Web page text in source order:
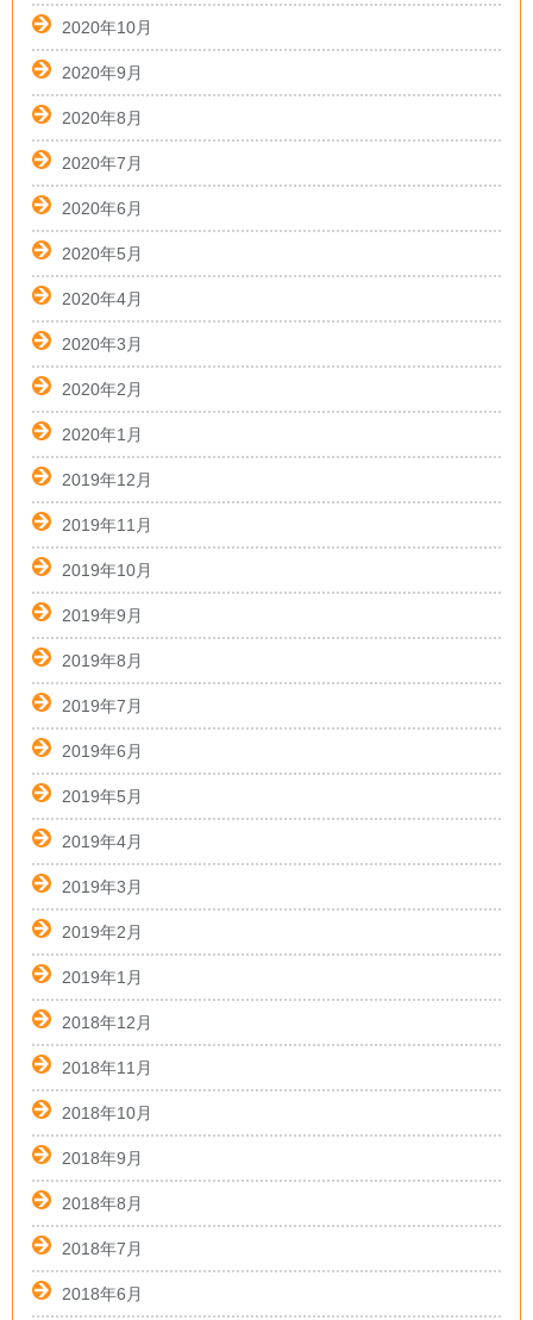
2020年10月
2020年9月
2020年8月
2020年7月
2020年6月
2020年5月
2020年4月
2020年3月
2020年2月
2020年1月
2019年12月
2019年11月
2019年10月
2019年9月
2019年8月
2019年7月
2019年6月
2019年5月
2019年4月
2019年3月
2019年2月
2019年1月
2018年12月
2018年11月
2018年10月
2018年9月
2018年8月
2018年7月
2018年6月